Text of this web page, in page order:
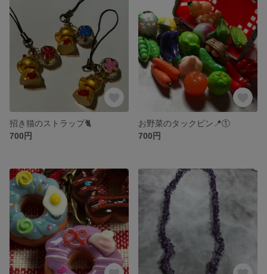
招き猫のストラップ🐈
700円
お野菜のタックピン📍①
700円